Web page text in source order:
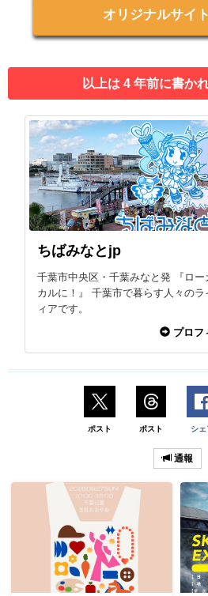
オリジナルサイ
以上は 4 年前に書か
ちばみなとjp
千葉市中央区・千葉みなと発 『ロー
カルに！』 千葉市で暮らす人々の
ィアです。
プロフ
ポスト ポスト シェ
通報